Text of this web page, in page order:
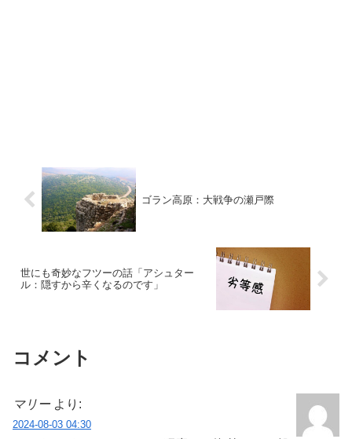
ゴラン高原：大戦争の瀬戸際
世にも奇妙なフツーの話「アシュター
ル：隠すから辛くなるのです」
コメント
マリー より:
2024-08-03 04:30